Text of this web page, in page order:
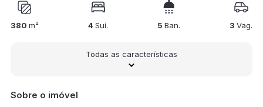
380 m² 4 Suí. 5Ban. 3Vag.
Todas as características
Sobre o imóvel